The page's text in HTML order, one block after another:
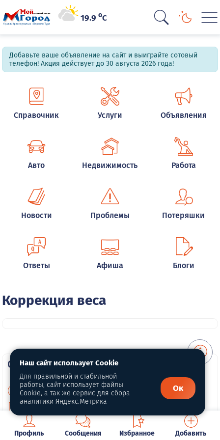
19.9oC
Добавьте ваше объявление на сайт и выиграйте сотовый
телефон! Акция действует до 30 августа 2026 года!
Справочник Услуги Объявления
Авто Недвижимость Работа
Новости Проблемы Потеряшки
Ответы Афиша Блоги
Коррекция веса
О портале
О нас
Политика конфиденциальности
Публичная оферта
Профиль Сообщения Избранное Добавить
Наш сайт использует Cookie
Для правильной и стабильной
работы, сайт использует файлы
Cookie, а так же сервис для сбора
аналитики Яндекс.Метрика
Ок